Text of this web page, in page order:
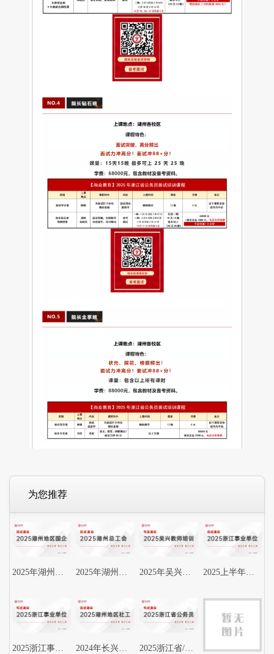
为您推荐
2025年湖州国企面试培训课程 2025年湖州总工会招聘面试培训课程 2025年吴兴教师培训课程 2025上半年湖州事业单位面试培训课程
2025浙江事业单位笔试考前冲刺课程 2024年长兴县社区工作者面试培训课程 2025浙江省/国考笔面培训课程